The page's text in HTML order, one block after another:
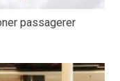
passagerer